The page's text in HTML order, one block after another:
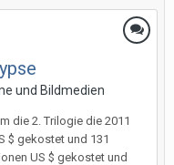
und Bildmedien
die 2. Trilogie die 2011
$ gekostet und 131
US $ gekostet und